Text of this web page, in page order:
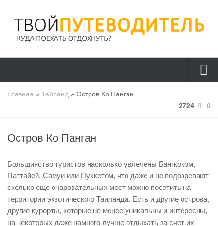
Страны
Тайланд
Куда поехать?
Полезно знать
Отдых с детьми
Главная » Тайланд » Остров Ко Панган
2724
0
Остров Ко Панган
Большинство туристов насколько увлечены Бангкоком,
Паттайей, Самуи или Пухкетом, что даже и не подозревают
сколько еще очаровательных мест можно посетить на
территории экзотического Таиланда. Есть и другие острова,
другие курорты, которые не менее уникальны и интересны,
на некоторых даже намного лучше отдыхать за счет их